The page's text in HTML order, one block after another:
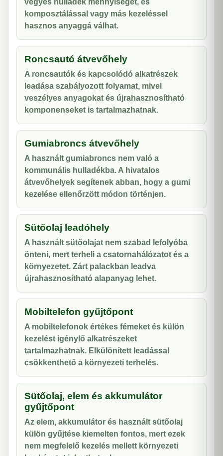
vegyes hulladék mennyiségét, és
komposztálással vagy más kezeléssel
hasznos anyaggá válhat.
Roncsautó átvevőhely
A roncsautók és kapcsolódó alkatrészek
leadása szabályozott folyamat, mivel
veszélyes anyagokat és újrahasznosítható
komponenseket is tartalmazhatnak.
Gumiabroncs átvevőhely
A használt gumiabroncs nem való a
kommunális hulladékba. A hivatalos
átvevőhelyek segítenek abban, hogy a gumi
kezelése ellenőrzött módon történjen.
Sütőolaj leadóhely
A használt sütőolajat nem szabad lefolyóba
önteni, mert terheli a csatornahálózatot és a
környezetet. Zárt palackban leadva
újrahasznosítható alapanyag lehet.
Mobiltelefon gyűjtőpont
A mobiltelefonok értékes fémeket és külön
kezelést igénylő alkatrészeket
tartalmazhatnak. Elkülönített leadással
csökkenthető a környezeti terhelés.
Sütőolaj, elem és akkumulátor
gyűjtőpont
Az elem, akkumulátor és használt sütőolaj
külön gyűjtése kiemelten fontos, mert ezek
nem megfelelő kezelés mellett környezeti